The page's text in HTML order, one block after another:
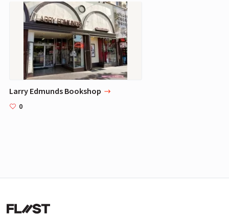
Larry Edmunds Bookshop
0